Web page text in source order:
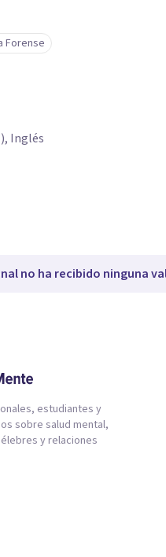
Forense
Inglés
no ha recibido ninguna
estudiantes y
sobre salud mental,
y relaciones